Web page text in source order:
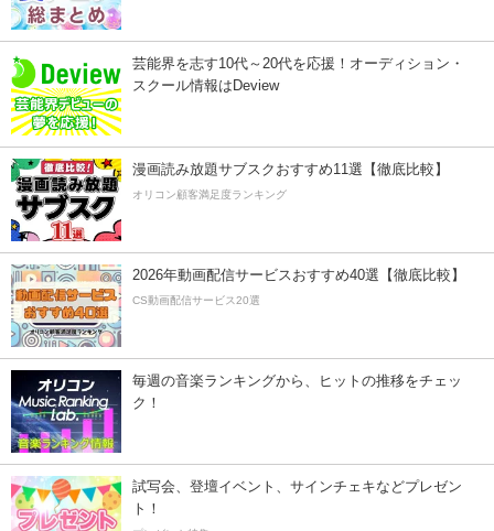
芸能界を志す10代～20代を応援！オーディション・
スクール情報はDeview
漫画読み放題サブスクおすすめ11選【徹底比較】
オリコン顧客満足度ランキング
2026年動画配信サービスおすすめ40選【徹底比較】
CS動画配信サービス20選
毎週の音楽ランキングから、ヒットの推移をチェッ
ク！
試写会、登壇イベント、サインチェキなどプレゼン
ト！